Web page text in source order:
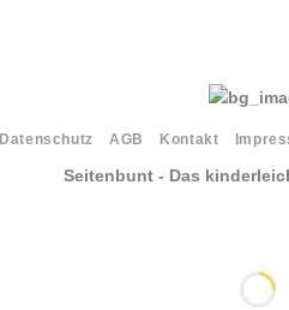
Datenschutz AGB Kontakt
Seitenbunt - Das